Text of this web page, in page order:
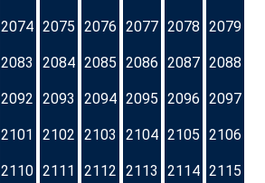
2074 2075 2076 2077 2078 2079
2083 2084 2085 2086 2087 2088
2092 2093 2094 2095 2096 2097
2101 2102 2103 2104 2105 2106
2110 2111 2112 2113 2114 2115